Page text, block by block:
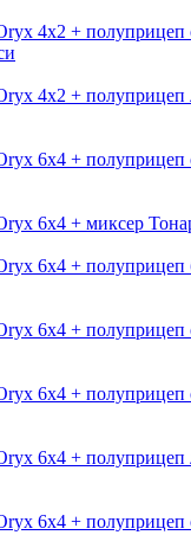
4х2 + полуприцеп
4х2 + полуприцеп
6х4 +
6х4 + миксер
6х4 + полуприцеп
6х4 + полуприцеп
6х4 + полуприцеп
6х4 + полуприцеп
6х4 +